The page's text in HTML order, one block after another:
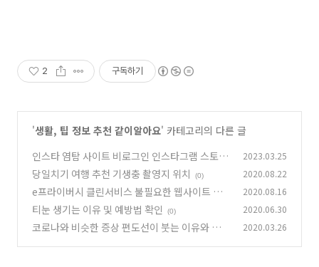
2 구독하기
'생활, 팁 정보 추천 같이알아요' 카테고리의 다른 글
인스타 염탐 사이트 비로그인 인스타그램 스토리
몰래보기, 로그인 없이 가능한 이곳
(0)
2023.03.25
당일치기 여행 추천 기생충 촬영지 위치 (0) 2020.08.22
e프라이버시 클린서비스 불필요한 웹사이트 탈
퇴하기 (0)
2020.08.16
티눈 생기는 이유 및 예방법 확인 (0) 2020.06.30
코로나와 비슷한 증상 편도선이 붓는 이유와 그
2020.03.26